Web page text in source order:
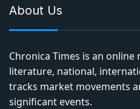
About Us
Chronica Times is an
literature, national,
tracks market movements
significant events.